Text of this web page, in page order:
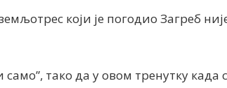
који је погодио Загреб
тако да у овом тренутку када